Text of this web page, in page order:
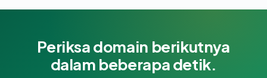
Periksa domain berikutnya
dalam beberapa detik.